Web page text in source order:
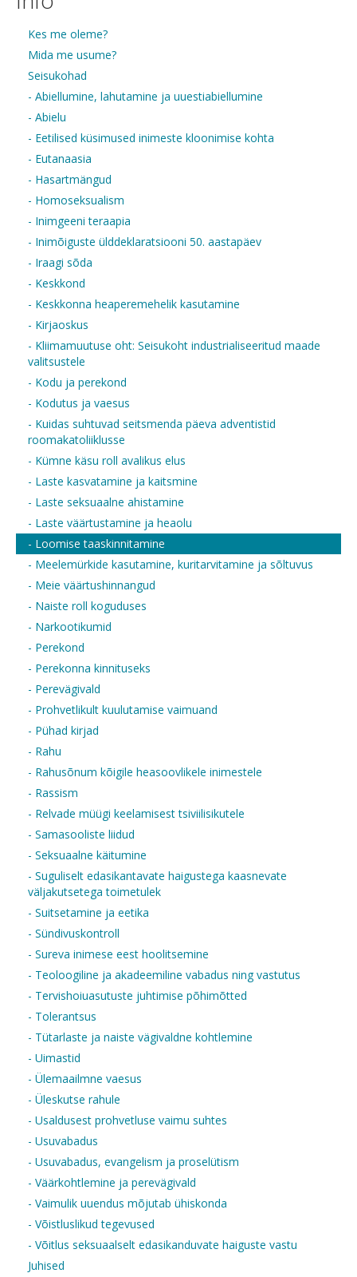
Kes me oleme?
Mida me usume?
Seisukohad
- Abiellumine, lahutamine ja uuestiabiellumine
- Abielu
- Eetilised küsimused inimeste kloonimise kohta
- Eutanaasia
- Hasartmängud
- Homoseksualism
- Inimgeeni teraapia
- Inimõiguste ülddeklaratsiooni 50. aastapäev
- Iraagi sõda
- Keskkond
- Keskkonna heaperemehelik kasutamine
- Kirjaoskus
- Kliimamuutuse oht: Seisukoht industrialiseeritud maade
valitsustele
- Kodu ja perekond
- Kodutus ja vaesus
- Kuidas suhtuvad seitsmenda päeva adventistid
roomakatoliiklusse
- Kümne käsu roll avalikus elus
- Laste kasvatamine ja kaitsmine
- Laste seksuaalne ahistamine
- Laste väärtustamine ja heaolu
- Loomise taaskinnitamine
- Meelemürkide kasutamine, kuritarvitamine ja sõltuvus
- Meie väärtushinnangud
- Naiste roll koguduses
- Narkootikumid
- Perekond
- Perekonna kinnituseks
- Perevägivald
- Prohvetlikult kuulutamise vaimuand
- Pühad kirjad
- Rahu
- Rahusõnum kõigile heasoovlikele inimestele
- Rassism
- Relvade müügi keelamisest tsiviilisikutele
- Samasooliste liidud
- Seksuaalne käitumine
- Suguliselt edasikantavate haigustega kaasnevate
väljakutsetega toimetulek
- Suitsetamine ja eetika
- Sündivuskontroll
- Sureva inimese eest hoolitsemine
- Teoloogiline ja akadeemiline vabadus ning vastutus
- Tervishoiuasutuste juhtimise põhimõtted
- Tolerantsus
- Tütarlaste ja naiste vägivaldne kohtlemine
- Uimastid
- Ülemaailmne vaesus
- Üleskutse rahule
- Usaldusest prohvetluse vaimu suhtes
- Usuvabadus
- Usuvabadus, evangelism ja proselütism
- Väärkohtlemine ja perevägivald
- Vaimulik uuendus mõjutab ühiskonda
- Võistluslikud tegevused
- Võitlus seksuaalselt edasikanduvate haiguste vastu
Juhised